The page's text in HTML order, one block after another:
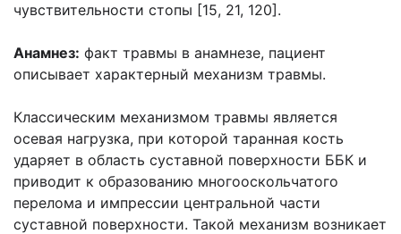
чувствительности стопы [15, 21, 120].
Анамнез: факт травмы в анамнезе, пациент
описывает характерный механизм травмы.
Классическим механизмом травмы является
осевая нагрузка, при которой таранная кость
ударяет в область суставной поверхности ББК и
приводит к образованию многооскольчатого
перелома и импрессии центральной части
суставной поверхности. Такой механизм возникает